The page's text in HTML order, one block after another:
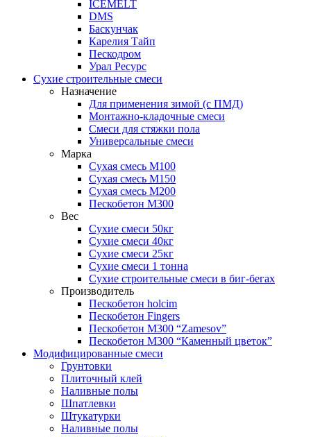
ICEMELT
DMS
Баскунчак
Карелия Тайп
Пескодром
Урал Ресурс
Сухие строительные смеси
Назначение
Для применения зимой (с ПМД)
Монтажно-кладочные смеси
Смеси для стяжки пола
Универсальные смеси
Марка
Сухая смесь М100
Сухая смесь М150
Сухая смесь М200
Пескобетон М300
Вес
Сухие смеси 50кг
Сухие смеси 40кг
Сухие смеси 25кг
Сухие смеси 1 тонна
Сухие строительные смеси в биг-бегах
Производитель
Пескобетон holcim
Пескобетон Fingers
Пескобетон М300 “Zamesov”
Пескобетон М300 “Каменный цветок”
Модифицированные смеси
Грунтовки
Плиточный клей
Наливные полы
Шпатлевки
Штукатурки
Наливные полы